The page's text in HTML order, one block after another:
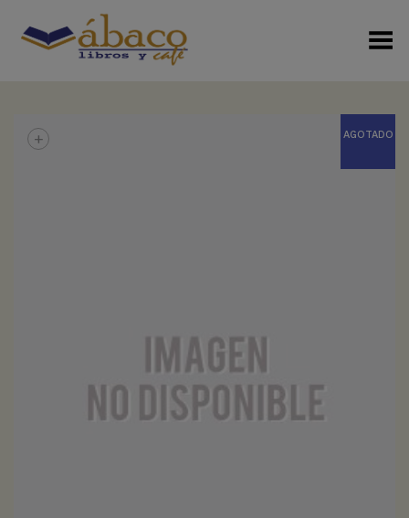
Menú Alterno
AGOTADO
+